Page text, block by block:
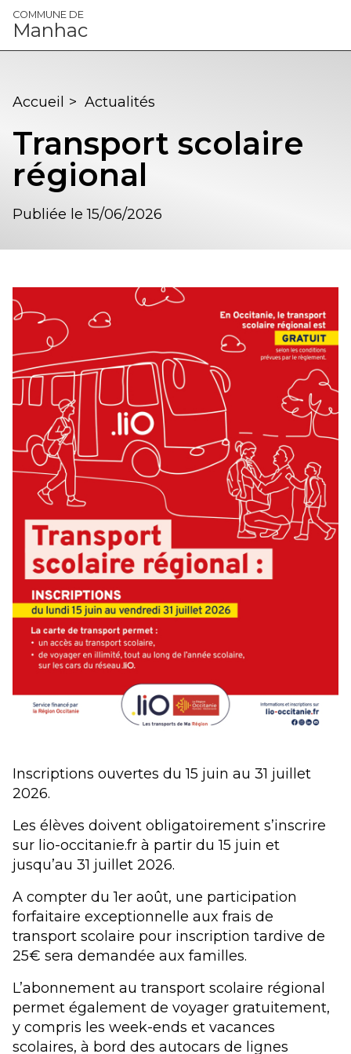
Panneau de gestion des cookies
COMMUNE DE
Manhac
Accueil > Actualités
Transport scolaire
régional
Publiée le 15/06/2026
Inscriptions ouvertes du 15 juin au 31 juillet
2026.
Les élèves doivent obligatoirement s’inscrire
sur lio-occitanie.fr à partir du 15 juin et
jusqu’au 31 juillet 2026.
A compter du 1er août, une participation
forfaitaire exceptionnelle aux frais de
transport scolaire pour inscription tardive de
25€ sera demandée aux familles.
L’abonnement au transport scolaire régional
permet également de voyager gratuitement,
y compris les week-ends et vacances
scolaires, à bord des autocars de lignes